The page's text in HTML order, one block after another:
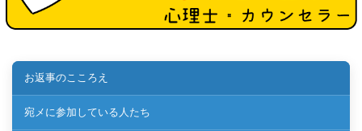
お返事のこころえ
宛メに参加している人たち